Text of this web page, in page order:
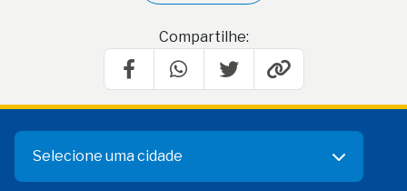
Compartilhe:
Selecione uma cidade